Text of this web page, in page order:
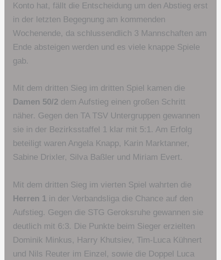
Konto hat, fällt die Entscheidung um den Abstieg erst
in der letzten Begegnung am kommenden
Wochenende, da schlussendlich 3 Mannschaften am
Ende absteigen werden und es viele knappe Spiele
gab.
Mit dem dritten Sieg im dritten Spiel kamen die
Damen 50/2 dem Aufstieg einen großen Schritt
näher. Gegen den TA TSV Untergruppen gewannen
sie in der Bezirksstaffel 1 klar mit 5:1. Am Erfolg
beteiligt waren Angela Knapp, Karin Marktanner,
Sabine Drixler, Silva Baßler und Miriam Evert.
Mit dem dritten Sieg im vierten Spiel wahrten die
Herren 1 in der Verbandsliga die Chance auf den
Aufstieg. Gegen die STG Geroksruhe gewannen sie
deutlich mit 6:3. Die Punkte beim Sieger erzielten
Dominik Minkus, Harry Khutsiev, Tim-Luca Kühnert
und Nils Reuter im Einzel, sowie die Doppel Luca